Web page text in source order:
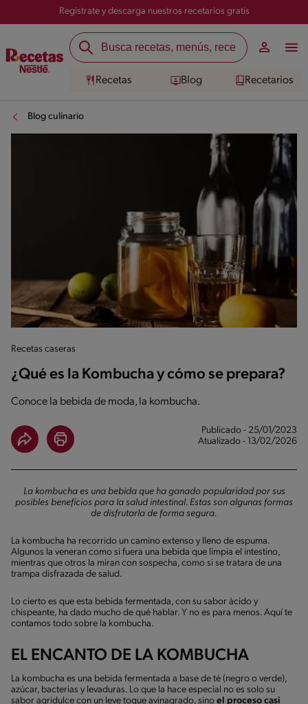
Registrate y descarga nuestros recetarios gratis
Recetas Blog Recetarios
Blog culinario
Recetas caseras
¿Qué es la Kombucha y cómo se prepara?
Conoce la bebida de moda, la kombucha.
Publicado - 25/01/2023
Atualizado - 13/02/2026
La kombucha es una bebida que ha ganado popularidad por sus
posibles beneficios para la salud intestinal. Estas son algunas formas
de disfrutarla de forma segura.
La kombucha ha recorrido un camino extenso y lleno de espuma.
Algunos la veneran como si fuera una bebida que limpia el intestino,
mientras que otros la miran con sospecha, como si se tratara de una
trampa disfrazada de salud.
Lo cierto es que esta bebida fermentada, con su sabor ácido y
chispeante, ha dado mucho de qué hablar. Y no es para menos. Aquí te
contamos todo sobre la kombucha.
EL ENCANTO DE LA KOMBUCHA
La kombucha es una bebida fermentada a base de té (negro o verde),
azúcar, bacterias y levaduras. Lo que la hace especial no es solo su
sabor agridulce con un leve toque avinagrado, sino el proceso casi